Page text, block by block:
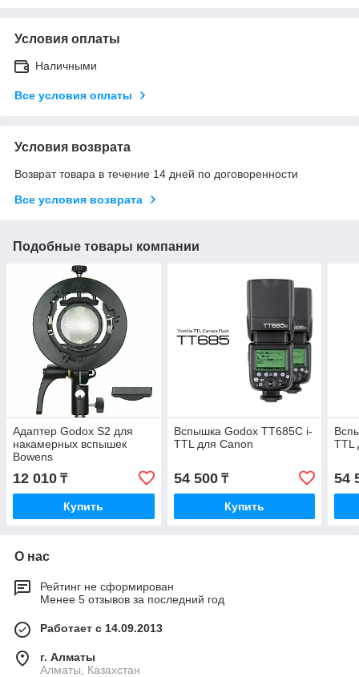
Условия оплаты
Наличными
Все условия оплаты
Условия возврата
Возврат товара в течение 14 дней по договоренности
Все условия возврата
Подобные товары компании
Адаптер Godox S2 для
накамерных вспышек
Bowens
12 010 ₸
Купить
Вспышка Godox TT685C i-
TTL для Canon
54 500₸
Купить
TTL
54
О нас
Рейтинг не сформирован
Менее 5 отзывов за последний год
Работает с 14.09.2013
г. Алматы
Алматы, Казахстан